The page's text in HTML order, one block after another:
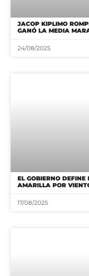
JACOP KIPLIMO
GANÓ LA MEDIA
24/08/2025
EL GOBIERNO
AMARILLA POR
17/08/2025